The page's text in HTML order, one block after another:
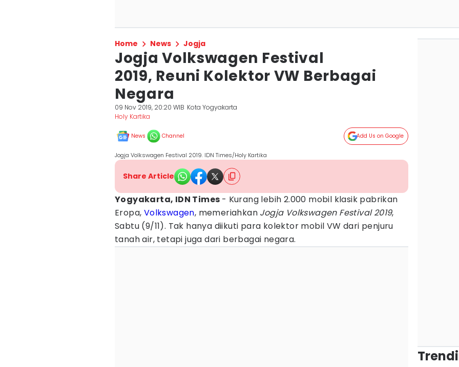
Home News Jogja
Jogja Volkswagen Festival
2019, Reuni Kolektor VW Berbagai
Negara
09 Nov 2019, 20:20 WIB Kota Yogyakarta
Holy Kartika
News Channel Add Us on Google
Jogja Volkswagen Festival 2019. IDN Times/Holy Kartika
Share Article
Yogyakarta, IDN Times - Kurang lebih 2.000 mobil klasik pabrikan
Eropa, Volkswagen, memeriahkan Jogja Volkswagen Festival 2019,
Sabtu (9/11). Tak hanya diikuti para kolektor mobil VW dari penjuru
tanah air, tetapi juga dari berbagai negara.